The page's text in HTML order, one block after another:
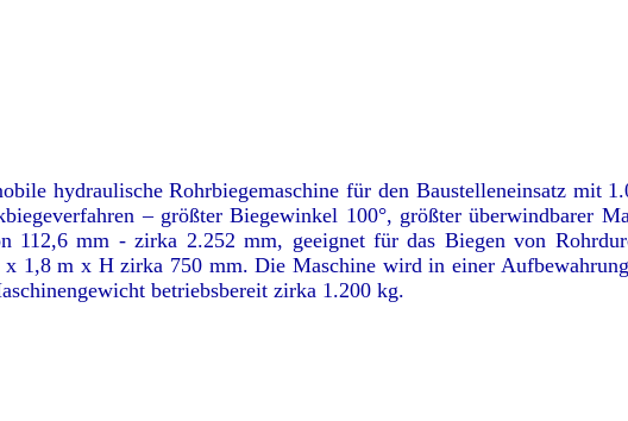
hydraulische Rohrbiegemaschine für den Baustelleneinsatz mit
– größter Biegewinkel 100°, größter überwindbarer
112,6 mm - zirka 2.252 mm, geeignet für das Biegen von
1,8 m x H zirka 750 mm. Die Maschine wird in einer
betriebsbereit zirka 1.200 kg.